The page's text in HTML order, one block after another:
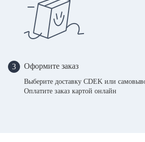
3 Оформите заказ
Выберите доставку CDEK или
Оплатите заказ картой онлайн